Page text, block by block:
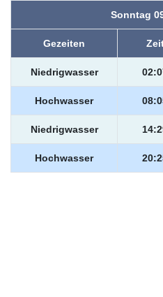
Sonntag
Gezeiten
Niedrigwasser
Hochwasser
Niedrigwasser
Hochwasser